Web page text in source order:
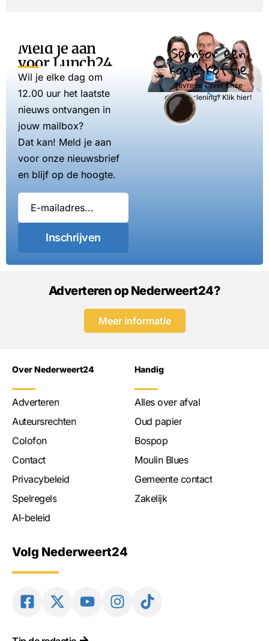
Meld je aan
voor Lunch24
Wil je elke dag om
12.00 uur het laatste
nieuws ontvangen in
jouw mailbox?
Dat kan! Meld je aan
voor onze nieuwsbrief
en blijf op de hoogte.
Inschrijven
Sponsor een
kopje koffie
Tevreden over onze
dienstverlening? Klik hier!
Adverteren op Nederweert24?
Meer informatie
Over Nederweert24
Adverteren
Auteursrechten
Colofon
Contact
Privacybeleid
Spelregels
AI-beleid
Handig
Alles over afval
Oud papier
Bospop
Moulin Blues
Gemeente contact
Zakelijk
Volg Nederweert24